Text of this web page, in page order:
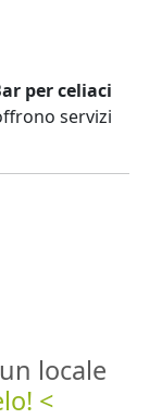
per celiaci
servizi
locale
<